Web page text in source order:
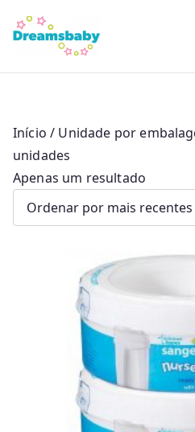
para
conteúdo
Início / Unidade por
unidades
Apenas um resultado